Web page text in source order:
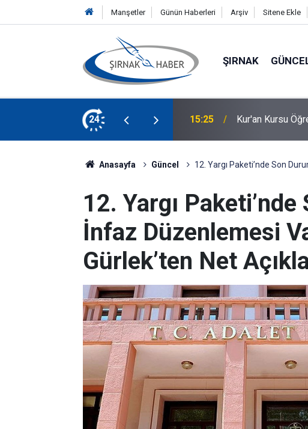
Manşetler Günün Haberleri Arşiv Sitene Ekle
ŞIRNAK
24
Eğitimi Verildi 15:02 Eğitmen
Anasayfa Güncel 12. Yargı Paketi’nde Son
12. Yargı
İnfaz Düzenlemesi
Gürlek’ten Net